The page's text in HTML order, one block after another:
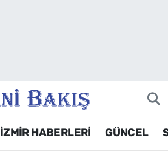
İZMİR HABERLERİ GÜNCEL